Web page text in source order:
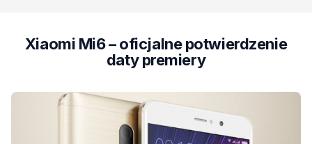
Xiaomi Mi6 – oficjalne potwierdzenie
daty premiery